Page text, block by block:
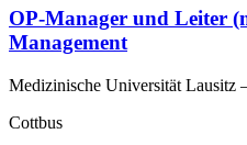
OP-Manager und Leiter
Management
Medizinische Universität Lausitz
Cottbus